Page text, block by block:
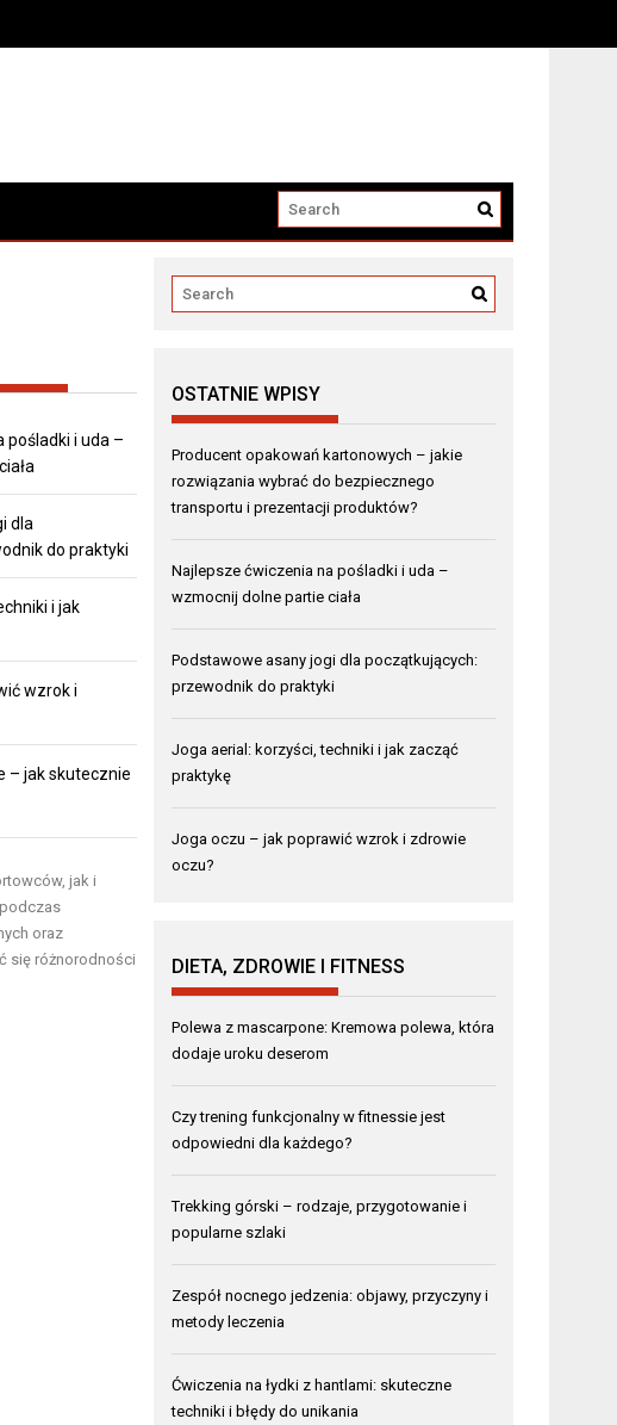
produktów?
pośladki i uda –
dla
do praktyki
i jak
wzrok i
– jak skutecznie
jak i
oraz
się różnorodności
OSTATNIE WPISY
Producent opakowań kartonowych – jakie
rozwiązania wybrać do bezpiecznego
transportu i prezentacji produktów?
Najlepsze ćwiczenia na pośladki i uda –
wzmocnij dolne partie ciała
Podstawowe asany jogi dla początkujących:
przewodnik do praktyki
Joga aerial: korzyści, techniki i jak zacząć
praktykę
Joga oczu – jak poprawić wzrok i zdrowie
oczu?
DIETA, ZDROWIE I FITNESS
Polewa z mascarpone: Kremowa polewa, która
dodaje uroku deserom
Czy trening funkcjonalny w fitnessie jest
odpowiedni dla każdego?
Trekking górski – rodzaje, przygotowanie i
popularne szlaki
Zespół nocnego jedzenia: objawy, przyczyny i
metody leczenia
Ćwiczenia na łydki z hantlami: skuteczne
techniki i błędy do unikania